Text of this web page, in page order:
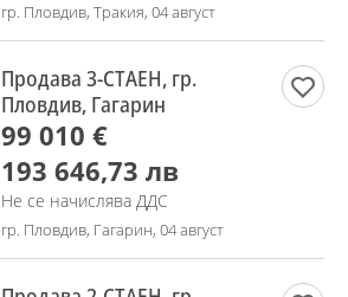
гр. Пловдив, Тракия, 04 август
Продава 3-СТАЕН, гр.
Пловдив, Гагарин
99 010 €
193 646,73 лв
Не се начислява ДДС
гр. Пловдив, Гагарин, 04 август